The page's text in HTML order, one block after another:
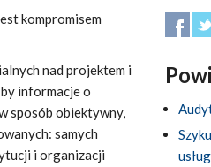
kompromisem
nad projektem i
informacje o
sposób obiektywny,
samych
i organizacji